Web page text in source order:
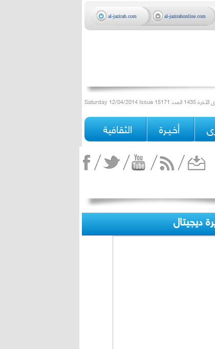
al-jazirah.com al-jazirahonline.com
أخـيـرة الثقافية
ديجيتال